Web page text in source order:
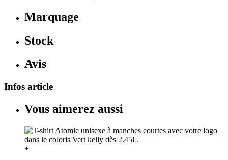
Marquage
Stock
Avis
Infos article
Vous aimerez aussi
+